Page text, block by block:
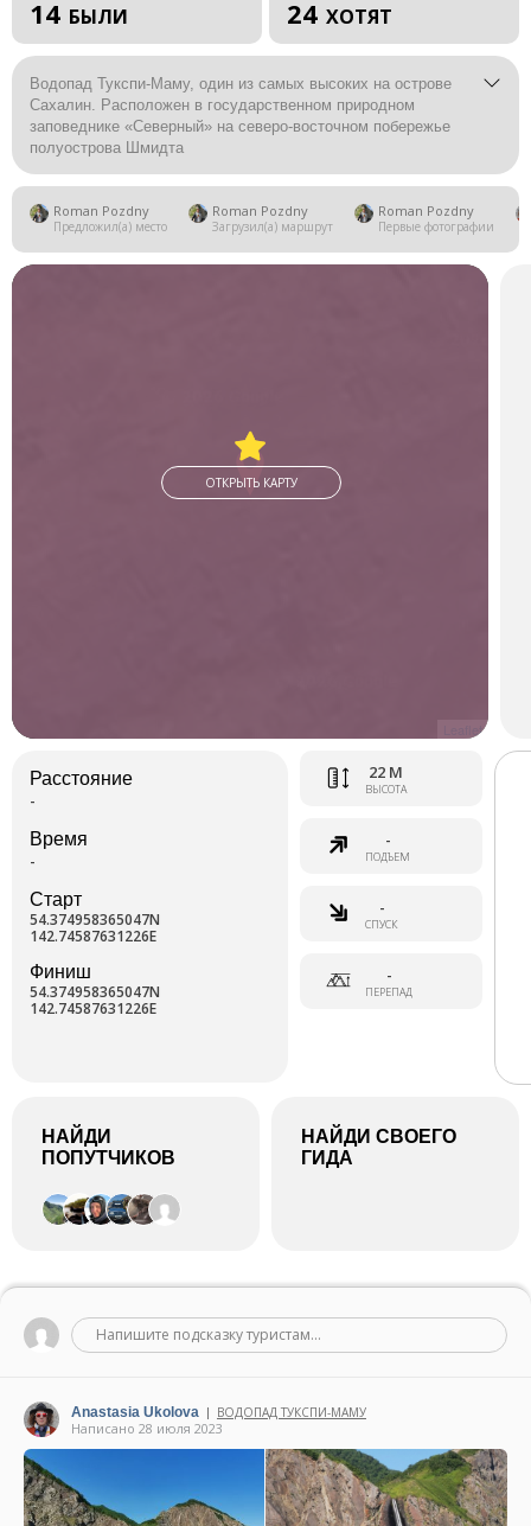
14 БЫЛИ 24 ХОТЯТ
Водопад Тукспи-Маму, один из самых высоких на острове
Сахалин. Расположен в государственном природном
заповеднике «Северный» на северо-восточном побережье
полуострова Шмидта
Высота - 22 м.
Roman Pozdny
Предложил(а) место
Roman Pozdny
Загрузил(а) маршрут
Roman Pozdny
Первые фотографии
Leaflet
ОТКРЫТЬ КАРТУ
Расстояние
-
Время
-
Старт
54.374958365047N
142.74587631226E
Финиш
54.374958365047N
142.74587631226E
22 М
ВЫСОТА
-
ПОДЪЕМ
-
СПУСК
-
ПЕРЕПАД
НАЙДИ
ПОПУТЧИКОВ
НАЙДИ СВОЕГО
ГИДА
Напишите подсказку туристам...
Anastasia Ukolova | ВОДОПАД ТУКСПИ-МАМУ
Написано 28 июля 2023